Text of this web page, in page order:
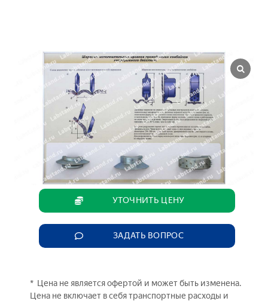
УТОЧНИТЬ ЦЕНУ
ЗАДАТЬ ВОПРОС
* Цена не является офертой и может быть изменена.
Цена не включает в себя транспортные расходы и